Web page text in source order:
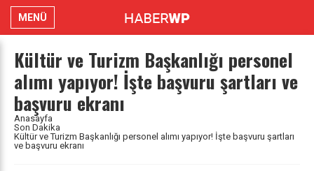
MENÜ
Kültür ve Turizm Başkanlığı personel
alımı yapıyor! İşte başvuru şartları ve
başvuru ekranı
Anasayfa
Son Dakika
Kültür ve Turizm Başkanlığı personel alımı yapıyor! İşte başvuru şartları
ve başvuru ekranı